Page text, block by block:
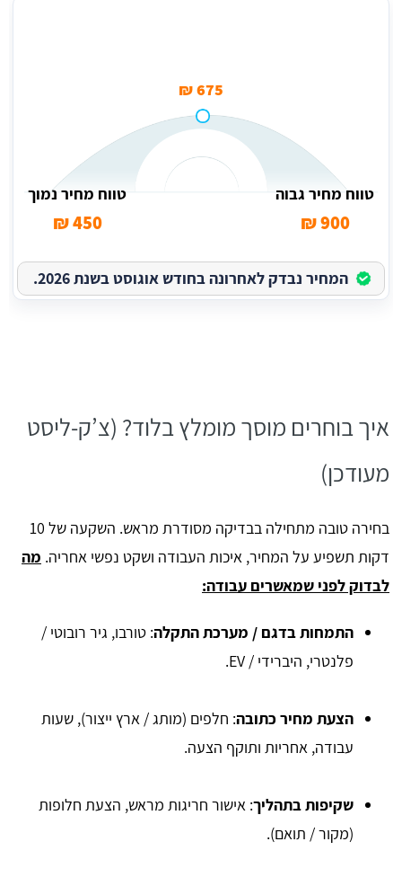
675 ₪
טווח מחיר גבוה
900 ₪
טווח מחיר נמוך
450 ₪
המחיר נבדק לאחרונה בחודש אוגוסט בשנת 2026.
איך בוחרים מוסך מומלץ בלוד? (צ’ק-ליסט
מעודכן)
בחירה טובה מתחילה בבדיקה מסודרת מראש. השקעה של 10
דקות תשפיע על המחיר, איכות העבודה ושקט נפשי אחריה. מה
לבדוק לפני שמאשרים עבודה:
התמחות בדגם / מערכת התקלה: טורבו, גיר רובוטי /
פלנטרי, היברידי / EV.
הצעת מחיר כתובה: חלפים (מותג / ארץ ייצור), שעות
עבודה, אחריות ותוקף הצעה.
שקיפות בתהליך: אישור חריגות מראש, הצעת חלופות
(מקור / תואם).